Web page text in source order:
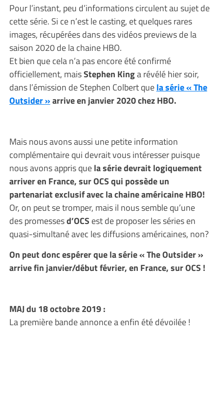
Pour l’instant, peu d’informations circulent au sujet de
cette série. Si ce n’est le casting, et quelques rares
images, récupérées dans des vidéos previews de la
saison 2020 de la chaine HBO.
Et bien que cela n’a pas encore été confirmé
officiellement, maisStephen Kinga révélé hier soir,
dans l’émission de Stephen Colbert quela série « The
Outsider »arrive en janvier 2020 chez HBO.
Mais nous avons aussi une petite information
complémentaire qui devrait vous intéresser puisque
nous avons appris quela série devrait logiquement
arriver en France, sur OCS qui possède un
partenariat exclusif avec la chaine américaine HBO!
Or, on peut se tromper, mais il nous semble qu’une
des promessesd’OCS est de proposer les séries en
quasi-simultané avec les diffusions américaines, non?
On peut donc espérer que la série « The Outsider »
arrive fin janvier/début février, en France, sur OCS !
MAJ du 18 octobre 2019 :
La première bande annonce a enfin été dévoilée !